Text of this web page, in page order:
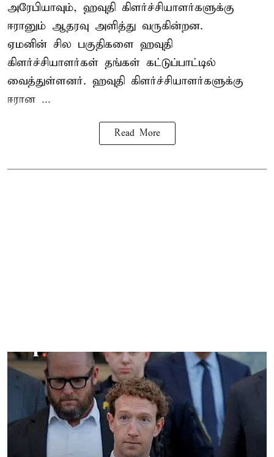
அரேபியாவும், ஹவுதி கிளர்ச்சியாளர்களுக்கு
ஈரானும் ஆதரவு அளித்து வருகின்றன.
ஏமனின் சில பகுதிகளை ஹவுதி
கிளர்ச்சியாளர்கள் தங்கள் கட்டுப்பாட்டில்
வைத்துள்ளனர். ஹவுதி கிளர்ச்சியாளர்களுக்கு
ஈரான ...
Read More